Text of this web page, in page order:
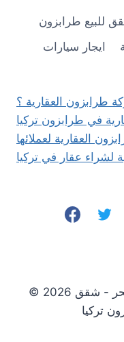
في
ريزا
للبيع طرابزون
ايجار سيارات
طرابزون العقارية ؟
في طرابزون تركيا
العقارية لعملائها
لشراء عقار في تركيا
© 2026 شقق للبيع في طرابزون على البحر - شقق
تركيا